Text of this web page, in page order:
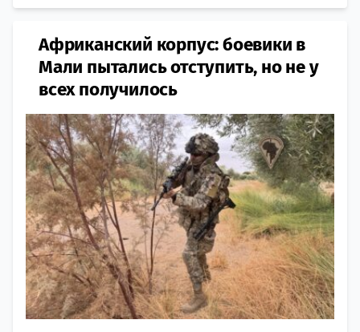
Африканский корпус: боевики в
Мали пытались отступить, но не у
всех получилось